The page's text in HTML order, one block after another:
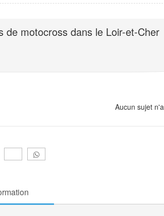
de motocross dans le Loir-et-Cher
Aucun sujet